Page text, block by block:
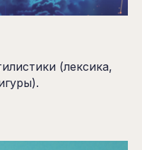
(лексика,